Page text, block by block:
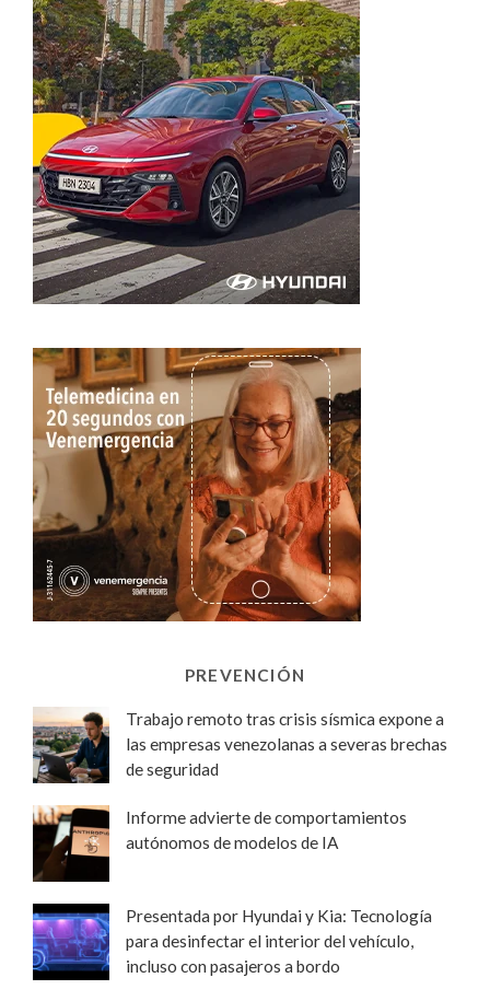
PREVENCIÓN
Trabajo remoto tras crisis sísmica expone a
las empresas venezolanas a severas brechas
de seguridad
Informe advierte de comportamientos
autónomos de modelos de IA
Presentada por Hyundai y Kia: Tecnología
para desinfectar el interior del vehículo,
incluso con pasajeros a bordo